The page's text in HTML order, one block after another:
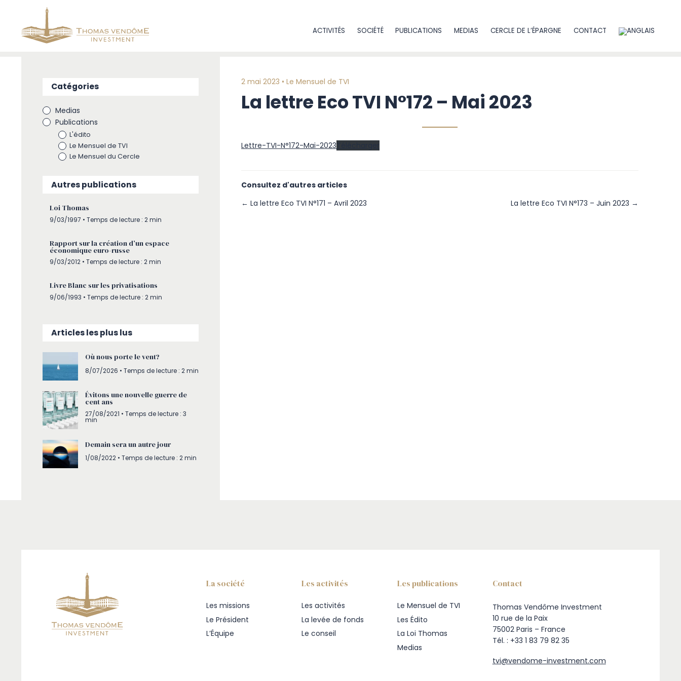
ACTIVITÉS SOCIÉTÉ PUBLICATIONS MEDIAS CERCLE DE L’ÉPARGNE CONTACT
Catégories
Medias
Publications
L'édito
Le Mensuel de TVI
Le Mensuel du Cercle
Autres publications
Loi Thomas
9/03/1997 • Temps de lecture : 2 min
Rapport sur la création d’un espace
économique euro-russe
9/03/2012 • Temps de lecture : 2 min
Livre Blanc sur les privatisations
9/06/1993 • Temps de lecture : 2 min
Articles les plus lus
Où nous porte le vent?
8/07/2026 • Temps de lecture : 2 min
Évitons une nouvelle guerre de
cent ans
27/08/2021 • Temps de lecture : 3
min
Demain sera un autre jour
1/08/2022 • Temps de lecture : 2 min
2 mai 2023 • Le Mensuel de TVI
La lettre Eco TVI N°172 – Mai 2023
Lettre-TVI-N°172-Mai-2023
Consultez d'autres articles
← La lettre Eco TVI N°171 – Avril 2023
La lettre Eco TVI N°173 – Juin 2023 →
Contact
Thomas Vendôme Investment
10 rue de la Paix
75002 Paris – France
Tél. : +33 1 83 79 82 35
tvi@vendome-investment.com
La société
Les missions
Le Président
L’Équipe
Les activités
Les activités
La levée de fonds
Le conseil
Les publications
Le Mensuel de TVI
Les Édito
La Loi Thomas
Medias